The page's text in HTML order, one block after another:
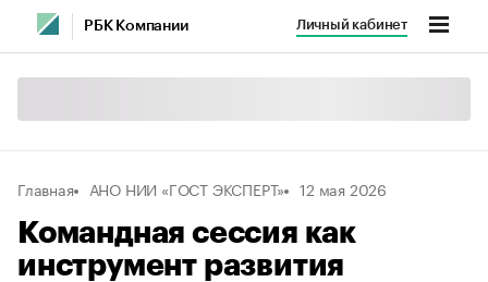
РБК Компании Личный кабинет
Главная АНО НИИ «ГОСТ ЭКСПЕРТ» 12 мая 2026
Командная сессия как
инструмент развития